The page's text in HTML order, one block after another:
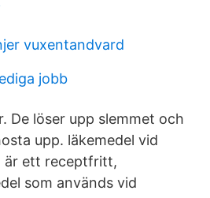
vuxentandvard
jobb
De löser upp slemmet och
upp. läkemedel vid
är ett receptfritt,
som används vid